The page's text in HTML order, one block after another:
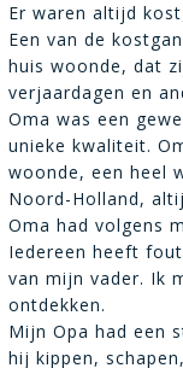
Er waren altijd
Een van de
huis woonde, dat
verjaardagen en
Oma was een
unieke kwaliteit.
woonde, een heel
Noord-Holland,
Oma had volgens
Iedereen heeft
van mijn vader. Ik
ontdekken.
Mijn Opa had een
hij kippen,